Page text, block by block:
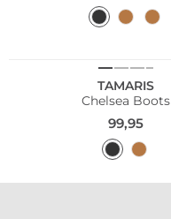
TAMARIS
Chelsea Boots
99,95